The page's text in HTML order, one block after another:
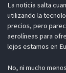
La noticia salta
utilizando la
precios, pero
aerolíneas para
lejos estamos en
No, ni mucho